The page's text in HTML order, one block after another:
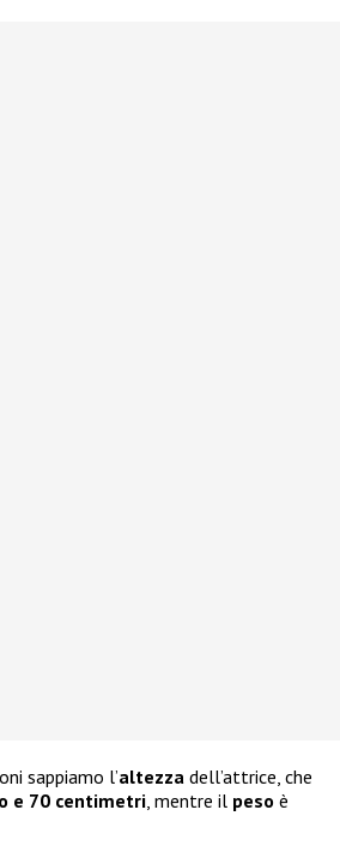
sappiamo l’altezza dell’attrice, che
e 70 centimetri, mentre il peso è